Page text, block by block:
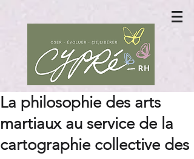
La philosophie des arts
martiaux au service de la
cartographie collective des